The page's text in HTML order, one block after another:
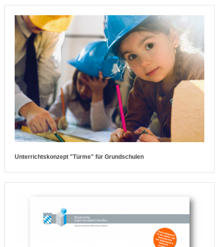
Unterrichtskonzept "Türme" für Grundschulen